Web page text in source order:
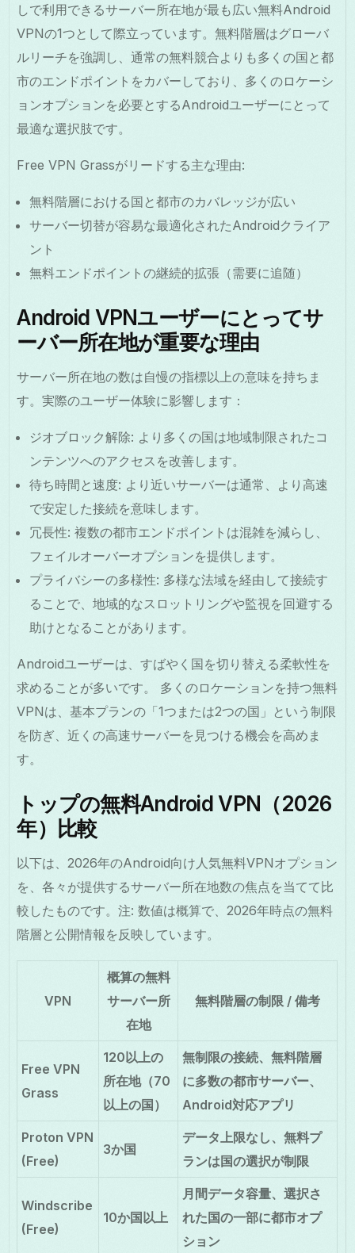
しで利用できるサーバー所在地が最も広い無料Android
VPNの1つとして際立っています。無料階層はグローバ
ルリーチを強調し、通常の無料競合よりも多くの国と都
市のエンドポイントをカバーしており、多くのロケーシ
ョンオプションを必要とするAndroidユーザーにとって
最適な選択肢です。
Free VPN Grassがリードする主な理由:
無料階層における国と都市のカバレッジが広い
サーバー切替が容易な最適化されたAndroidクライア
ント
無料エンドポイントの継続的拡張（需要に追随）
Android VPNユーザーにとってサ
ーバー所在地が重要な理由
サーバー所在地の数は自慢の指標以上の意味を持ちま
す。実際のユーザー体験に影響します：
ジオブロック解除: より多くの国は地域制限されたコ
ンテンツへのアクセスを改善します。
待ち時間と速度: より近いサーバーは通常、より高速
で安定した接続を意味します。
冗長性: 複数の都市エンドポイントは混雑を減らし、
フェイルオーバーオプションを提供します。
プライバシーの多様性: 多様な法域を経由して接続す
ることで、地域的なスロットリングや監視を回避する
助けとなることがあります。
Androidユーザーは、すばやく国を切り替える柔軟性を
求めることが多いです。 多くのロケーションを持つ無料
VPNは、基本プランの「1つまたは2つの国」という制限
を防ぎ、近くの高速サーバーを見つける機会を高めま
す。
トップの無料Android VPN（2026
年）比較
以下は、2026年のAndroid向け人気無料VPNオプション
を、各々が提供するサーバー所在地数の焦点を当てて比
較したものです。注: 数値は概算で、2026年時点の無料
階層と公開情報を反映しています。
VPN
概算の無料
サーバー所
在地
無料階層の制限 / 備考
Free VPN
Grass
120以上の
所在地（70
以上の国）
無制限の接続、無料階層
に多数の都市サーバー、
Android対応アプリ
Proton VPN
(Free)
3か国
データ上限なし、無料プ
ランは国の選択が制限
Windscribe
(Free)
10か国以上
月間データ容量、選択さ
れた国の一部に都市オプ
ション